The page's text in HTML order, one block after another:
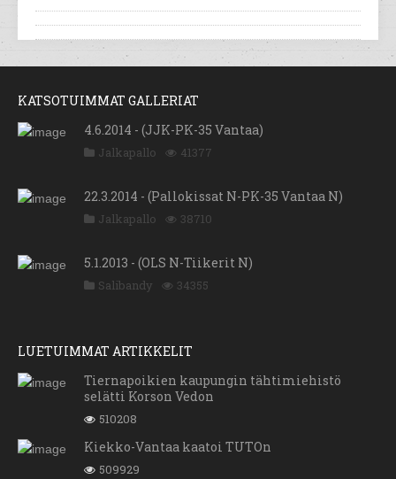
KATSOTUIMMAT GALLERIAT
4.6.2014 - (JJK-PK-35 Vantaa)
Jalkapallo 41377
22.3.2014 - (Pallokissat N-PK-35 Vantaa N)
Jalkapallo 38710
5.1.2013 - (OLS N-Tiikerit N)
Salibandy 34355
LUETUIMMAT ARTIKKELIT
Tiernapoikien kaupungin tähtimiehistö
selätti Korson Vedon
510208
Kiekko-Vantaa kaatoi TUTOn
509929